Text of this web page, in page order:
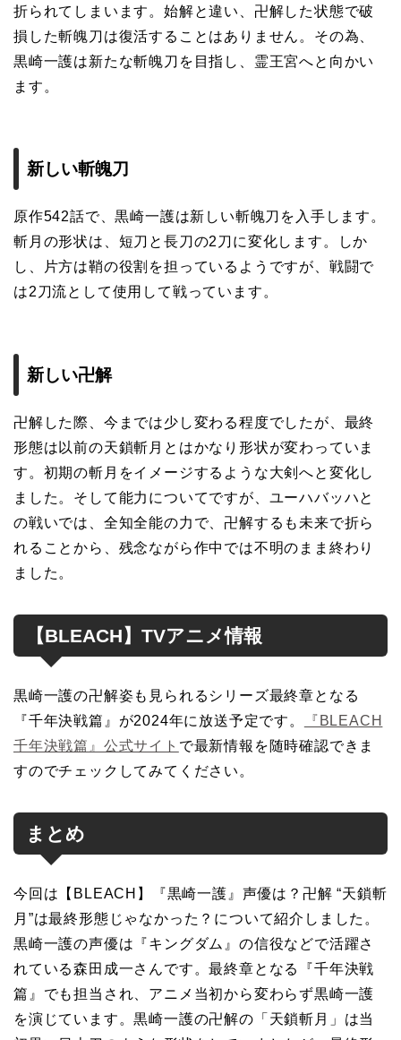
折られてしまいます。始解と違い、卍解した状態で破
損した斬魄刀は復活することはありません。その為、
黒崎一護は新たな斬魄刀を目指し、霊王宮へと向かい
ます。
新しい斬魄刀
原作542話で、黒崎一護は新しい斬魄刀を入手します。
斬月の形状は、短刀と長刀の2刀に変化します。しか
し、片方は鞘の役割を担っているようですが、戦闘で
は2刀流として使用して戦っています。
新しい卍解
卍解した際、今までは少し変わる程度でしたが、最終
形態は以前の天鎖斬月とはかなり形状が変わっていま
す。初期の斬月をイメージするような大剣へと変化し
ました。そして能力についてですが、ユーハバッハと
の戦いでは、全知全能の力で、卍解するも未来で折ら
れることから、残念ながら作中では不明のまま終わり
ました。
【BLEACH】TVアニメ情報
黒崎一護の卍解姿も見られるシリーズ最終章となる
『千年決戦篇』が2024年に放送予定です。
『BLEACH
千年決戦篇』公式サイト で最新情報を随時確認できま
すのでチェックしてみてください。
まとめ
今回は【BLEACH】『黒崎一護』声優は？卍解 “天鎖斬
月”は最終形態じゃなかった？について紹介しました。
黒崎一護の声優は『キングダム』の信役などで活躍さ
れている森田成一さんです。最終章となる『千年決戦
篇』でも担当され、アニメ当初から変わらず黒崎一護
を演じています。黒崎一護の卍解の「天鎖斬月」は当